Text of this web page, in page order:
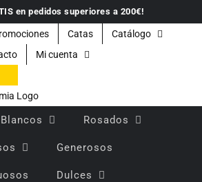
en pedidos superiores a 200€!
Catas
Catálogo
Mi cuenta
Blancos Rosados
Generosos
Dulces